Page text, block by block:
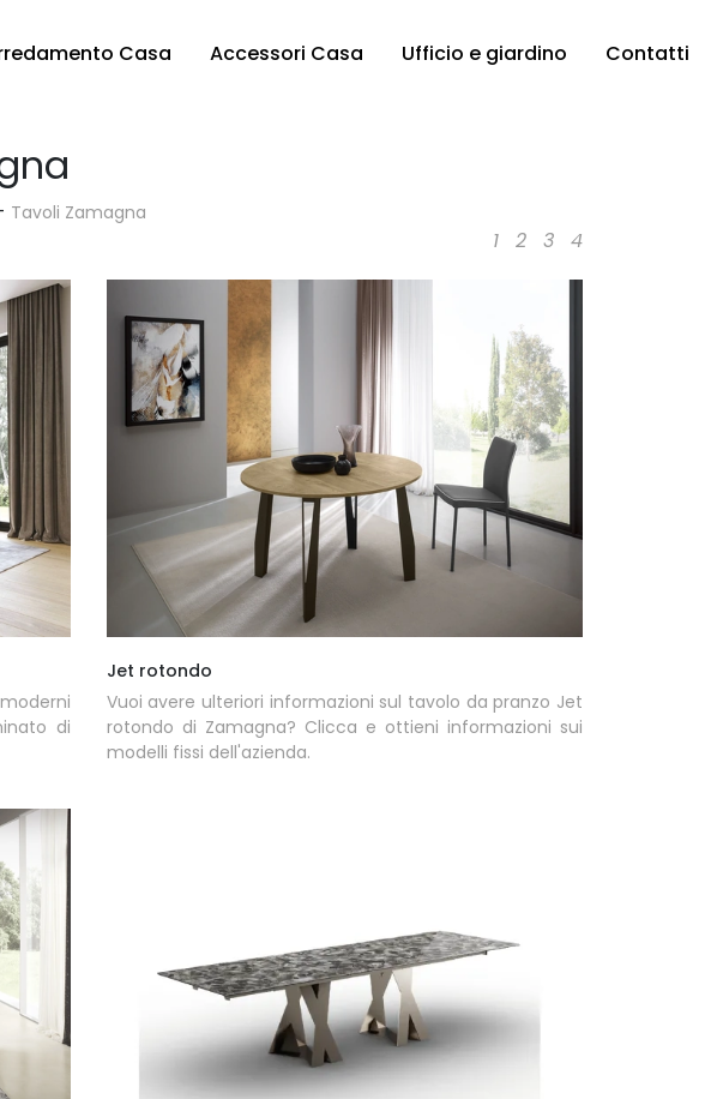
Casa Accessori Casa Ufficio e giardino Contatti
Tavoli Zamagna
1 2 3 4
di
Jet rotondo
Vuoi avere ulteriori informazioni sul tavolo da pranzo Jet
rotondo di Zamagna? Clicca e ottieni informazioni sui
modelli fissi dell'azienda.